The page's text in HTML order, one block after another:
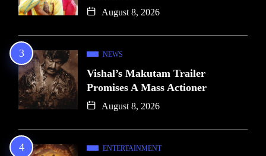
August 8, 2026
NEWS
Vishal’s Makutam Trailer
Promises A Mass Actioner
August 8, 2026
ENTERTAINMENT